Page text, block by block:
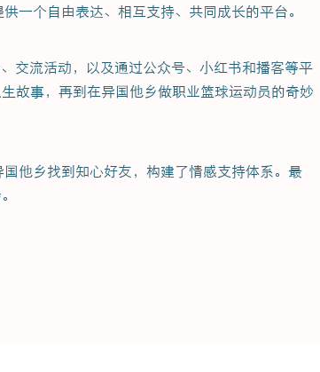
一个自由表达、相互支持、共同成长的平台。
交流活动，以及通过公众号、小红书和播客等平
故事，再到在异国他乡做职业篮球运动员的奇妙
他乡找到知心好友，构建了情感支持体系。最